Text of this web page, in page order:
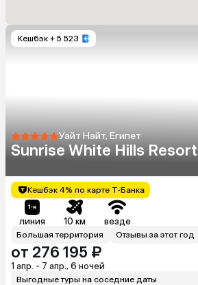
Кешбэк + 5 523
Уайт Найт, Египет
Sunrise White Hills Resort
Кешбэк 4% по карте Т-Банка
линия 10 км везде
Большая территория Отзывы за этот год
от 276 195 ₽
1 апр. - 7 апр., 6 ночей
Выгодные туры на соседние даты